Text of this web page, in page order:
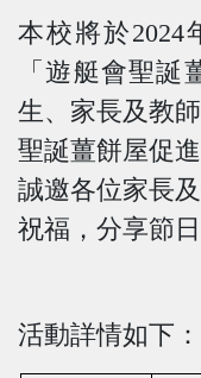
本校將於2024
「遊艇會聖
生、家長及教
聖誕薑餅屋促
誠邀各位家長
祝福，分享節
活動詳情如下 ：